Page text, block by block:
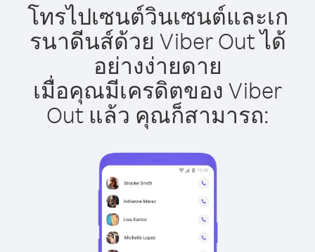
โทรไปเซนต์วินเซนต์และเก
รนาดีนส์ด้วย Viber Out ได้
อย่างง่ายดาย
เมื่อคุณมีเครดิตของ Viber
Out แล้ว คุณก็สามารถ: